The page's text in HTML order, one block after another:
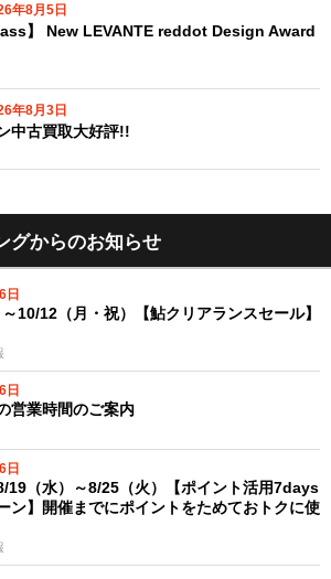
年8月5日
】 New LEVANTE reddot Design Award
年8月3日
中古買取大好評!!
グからのお知らせ
日
10/12（月・祝）【鮎クリアランスセール】
日
営業時間のご案内
日
（水）～8/25（火）【ポイント活用7days
ン】開催までにポイントをためておトクに使